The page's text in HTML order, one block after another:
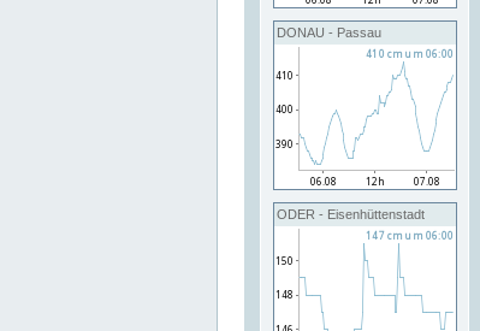
DONAU - Passau
ODER - Eisenhüttenstadt